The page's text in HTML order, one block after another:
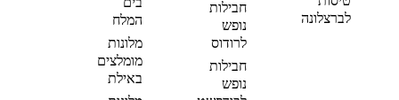
לברצלונה
חבילות
נופש
לרודוס
חבילות
נופש
המלח
מלונות
מומלצים
באילת